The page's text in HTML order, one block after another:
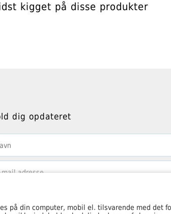
på din computer, mobil el. tilsvarende med det
kigget på disse produkter
dig opdateret